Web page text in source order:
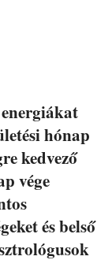
hónap
kedvező
vége
és belső